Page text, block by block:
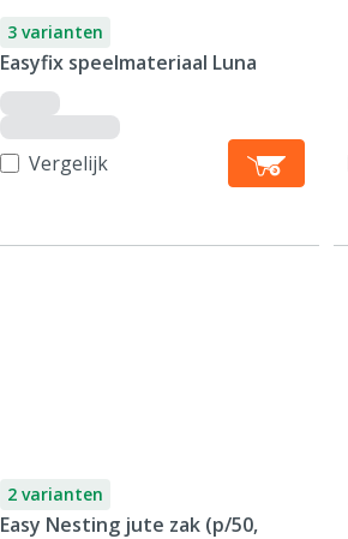
3 varianten
Easyfix speelmateriaal Luna
Vergelijk
2 varianten
Easy Nesting jute zak (p/50,